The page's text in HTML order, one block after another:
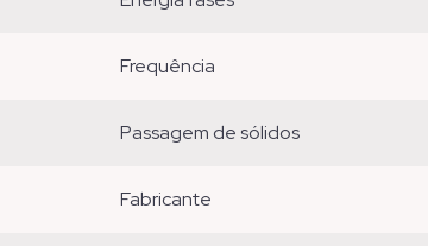
frequência
passagem de sólidos
fabricante